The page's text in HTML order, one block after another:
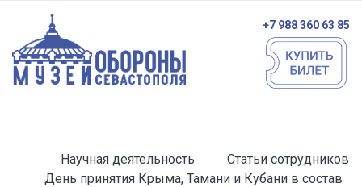
+7 988 360 63 85
Научная деятельность
Статьи сотрудников
День принятия Крыма, Тамани и Кубани в состав